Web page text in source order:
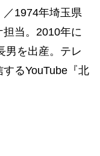
1974年埼玉県
当。2010年に
男を出産。テレ
るYouTube『北